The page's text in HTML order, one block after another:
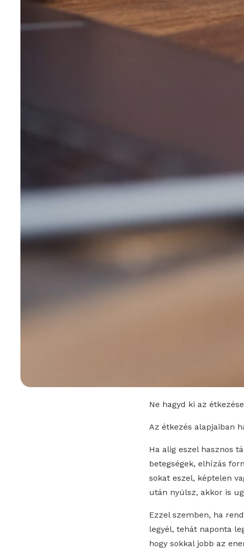
Ne hagyd ki az
Az étkezés alapjaiban
Ha alig eszel hasznos
betegségek, elhízás
sokat eszel, képtelen
után nyúlsz, akkor is
Ezzel szemben, ha
legyél, tehát naponta
hogy sokkal jobb az